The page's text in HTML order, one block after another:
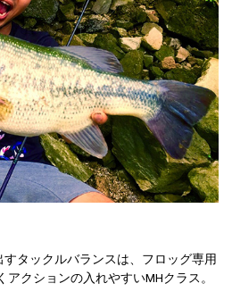
タックルバランスは、フロッグ専用
クションの入れやすいMHクラス。